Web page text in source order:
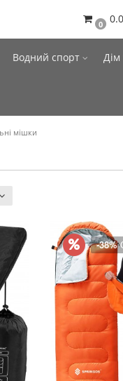
0
Водний спорт Дім
мішки
-38%